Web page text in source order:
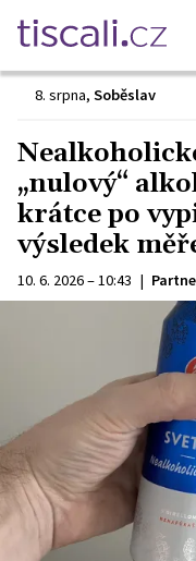
8. srpna, Soběslav
„nulový“
krátce po
výsledek
10. 6. 2026 – 10:43 |